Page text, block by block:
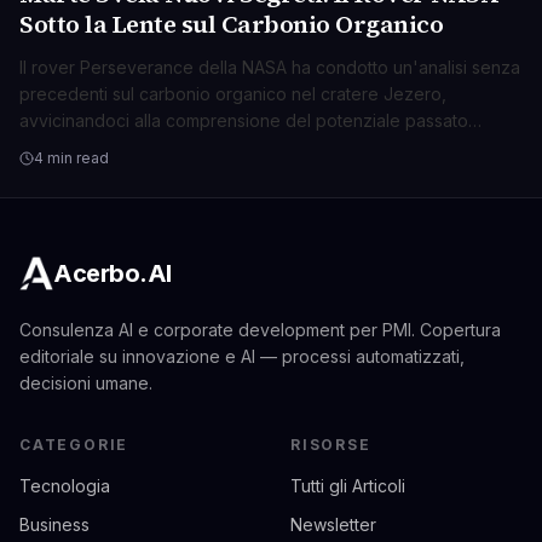
Sotto la Lente sul Carbonio Organico
Il rover Perseverance della NASA ha condotto un'analisi senza
precedenti sul carbonio organico nel cratere Jezero,
avvicinandoci alla comprensione del potenziale passato
biologico di Marte.
4 min read
Acerbo.AI
Consulenza AI e corporate development per PMI. Copertura
editoriale su innovazione e AI — processi automatizzati,
decisioni umane.
CATEGORIE
Tecnologia
Business
RISORSE
Tutti gli Articoli
Newsletter